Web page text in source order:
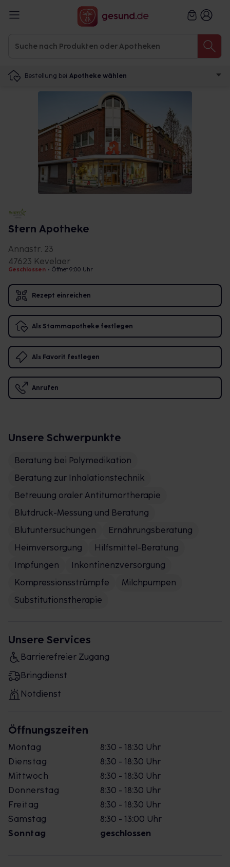
Bestellung bei Apotheke wählen
Stern Apotheke
Annastr. 23
47623 Kevelaer
Geschlossen • Öffnet 9:00 Uhr
Rezept einreichen
Als Stammapotheke festlegen
Als Favorit festlegen
Anrufen
Unsere Schwerpunkte
Beratung bei Polymedikation
Beratung zur Inhalationstechnik
Betreuung oraler Antitumortherapie
Blutdruck-Messung und Beratung
Blutuntersuchungen
Ernährungsberatung
Heimversorgung
Hilfsmittel-Beratung
Impfungen
Inkontinenzversorgung
Kompressionsstrümpfe
Milchpumpen
Substitutionstherapie
Unsere Services
Barrierefreier Zugang
Bringdienst
Notdienst
Öffnungszeiten
Montag
8:30 - 18:30 Uhr
Dienstag
8:30 - 18:30 Uhr
Mittwoch
8:30 - 18:30 Uhr
Donnerstag
8:30 - 18:30 Uhr
Freitag
8:30 - 18:30 Uhr
Samstag
8:30 - 13:00 Uhr
Sonntag
geschlossen